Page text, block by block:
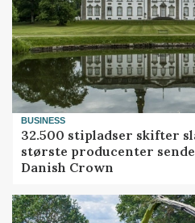
BUSINESS
32.500 stipladser skifter
største producenter
Danish Crown